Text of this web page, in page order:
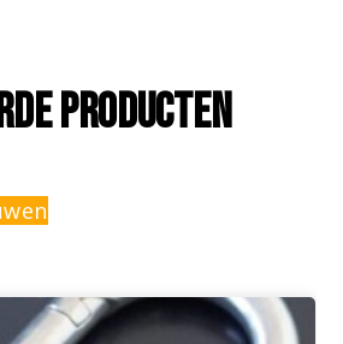
producten